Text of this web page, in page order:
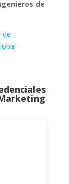
de
de